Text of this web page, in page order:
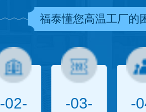
福泰懂您高温工厂的
-02- -03- -